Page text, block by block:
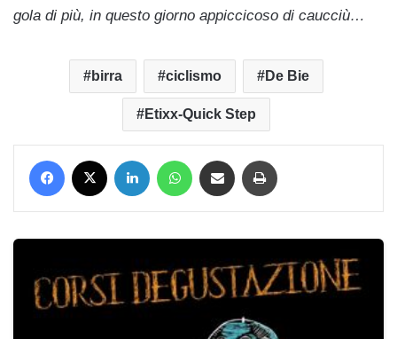
gola di più, in questo giorno appiccicoso di caucciù…
birra ciclismo De Bie
Etixx-Quick Step
Facebook LinkedIn WhatsApp Condividi via mail